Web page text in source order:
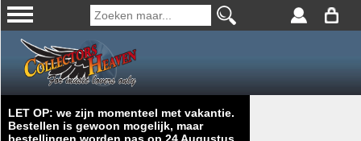
LET OP: we zijn momenteel met vakantie.
Bestellen is gewoon mogelijk, maar